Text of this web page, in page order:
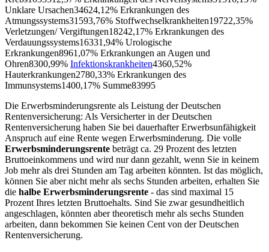
Unklare Ursachen34624,12% Erkrankungen des
Atmungssystems31593,76% Stoffwechselkrankheiten19722,35%
Verletzungen/ Vergiftungen18242,17% Erkrankungen des
Verdauungssystems16331,94% Urologische
Erkrankungen8961,07% Erkrankungen an Augen und
Ohren8300,99% Infektionskrankheiten4360,52%
Hauterkrankungen2780,33% Erkrankungen des
Immunsystems1400,17% Summe83995
Die Erwerbsminderungsrente als Leistung der Deutschen
Rentenversicherung: Als Versicherter in der Deutschen
Rentenversicherung haben Sie bei dauerhafter Erwerbsunfähigkeit
Anspruch auf eine Rente wegen Erwerbsminderung. Die volle
Erwerbsminderungsrente beträgt ca. 29 Prozent des letzten
Bruttoeinkommens und wird nur dann gezahlt, wenn Sie in keinem
Job mehr als drei Stunden am Tag arbeiten könnten. Ist das möglich,
können Sie aber nicht mehr als sechs Stunden arbeiten, erhalten Sie
die halbe Erwerbsminderungsrente - das sind maximal 15
Prozent Ihres letzten Bruttoehalts. Sind Sie zwar gesundheitlich
angeschlagen, könnten aber theoretisch mehr als sechs Stunden
arbeiten, dann bekommen Sie keinen Cent von der Deutschen
Rentenversicherung.